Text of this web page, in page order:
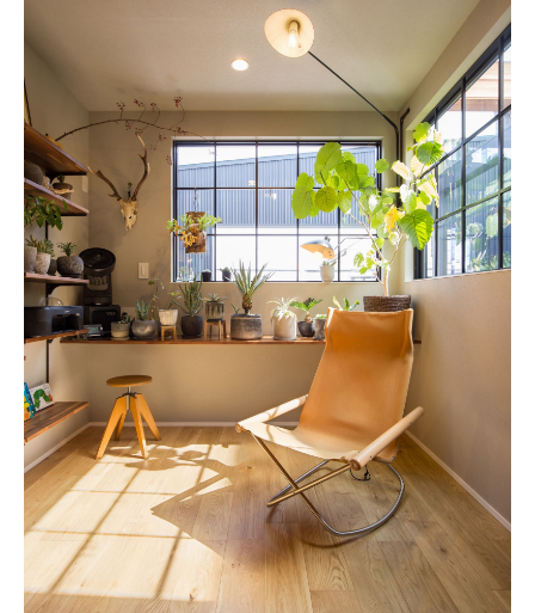
/ アイテム
カテゴリー一覧
新着記事
人気の記事
おすすめの記事
インテリア
日用品
キッチン
ギフト
キッズ